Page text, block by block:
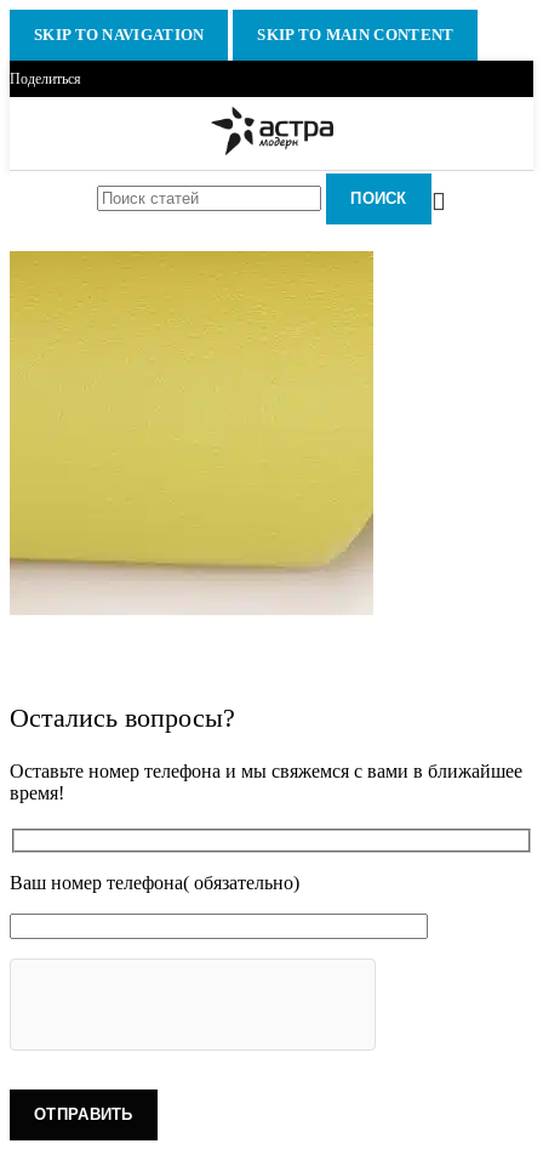
SKIP TO NAVIGATION SKIP TO MAIN CONTENT
Поделиться
ПОИСК
Остались вопросы?
Оставьте номер телефона и мы свяжемся с вами в ближайшее
время!
Ваш номер телефона( обязательно)